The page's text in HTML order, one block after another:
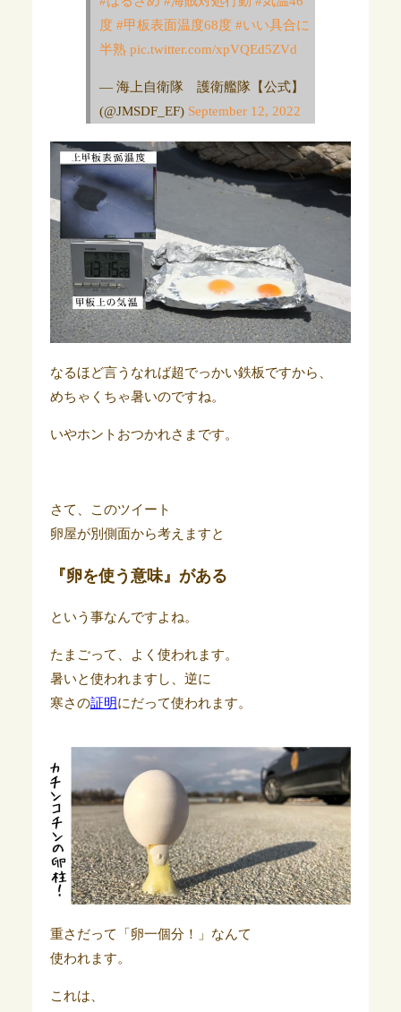
度 #甲板表面温度68度 #いい具合に
半熟 pic.twitter.com/xpVQEd5ZVd
— 海上自衛隊 護衛艦隊【公式】
(@JMSDF_EF) September 12, 2022
なるほど言うなれば超でっかい鉄板ですから、
めちゃくちゃ暑いのですね。
いやホントおつかれさまです。
さて、このツイート
卵屋が別側面から考えますと
『卵を使う意味』がある
という事なんですよね。
たまごって、よく使われます。
暑いと使われますし、逆に
寒さの証明にだって使われます。
重さだって「卵一個分！」なんて
使われます。
これは、